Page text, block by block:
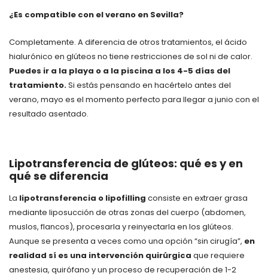
¿Es compatible con el verano en Sevilla?
Completamente. A diferencia de otros tratamientos, el ácido
hialurónico en glúteos no tiene restricciones de sol ni de calor.
Puedes ir a la playa o a la piscina a los 4-5 días del
tratamiento.Si estás pensando en hacértelo antes del
verano, mayo es el momento perfecto para llegar a junio con el
resultado asentado.
Lipotransferencia de glúteos: qué es y en
qué se diferencia
La lipotransferencia o lipofilling consiste en extraer grasa
mediante liposucción de otras zonas del cuerpo (abdomen,
muslos, flancos), procesarla y reinyectarla en los glúteos.
Aunque se presenta a veces como una opción “sin cirugía”, en
realidad sí es una intervención quirúrgica que requiere
anestesia, quirófano y un proceso de recuperación de 1-2